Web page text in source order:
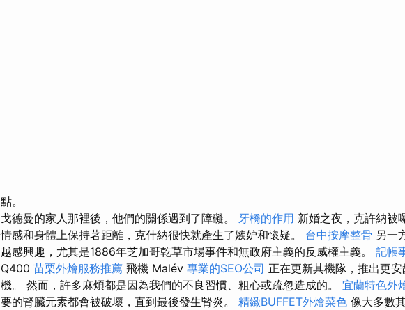
點。
戈德曼的家人那裡後，他們的關係遇到了障礙。 牙橋的作用 新婚之夜，克許納被
情感和身體上保持著距離，克什納很快就產生了嫉妒和懷疑。 台中按摩整骨 另一
越感興趣，尤其是1886年芝加哥乾草市場事件和無政府主義的反威權主義。 記帳
Q400 苗栗外燴服務推薦 飛機 Malév 專業的SEO公司 正在更新其機隊，推出更
機。 然而，許多麻煩都是因為我們的不良習慣、粗心或疏忽造成的。 宜蘭特色外
要的腎臟元素都會被破壞，直到最後發生腎炎。 精緻BUFFET外燴菜色 像大多數